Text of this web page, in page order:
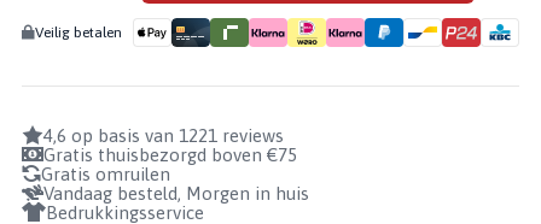
Veilig betalen
4,6 op basis van 1221 reviews
Gratis thuisbezorgd boven €75
Gratis omruilen
Vandaag besteld, Morgen in huis
Bedrukkingsservice